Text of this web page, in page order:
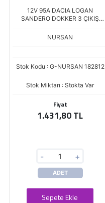
12V 95A DACIA LOGAN
SANDERO DOKKER 3 ÇIKIŞ
NURSAN
Stok Kodu : G-NURSAN 182812
Stok Miktarı : Stokta Var
Fiyat
1.431,80 TL
- +
ADET
Sepete Ekle